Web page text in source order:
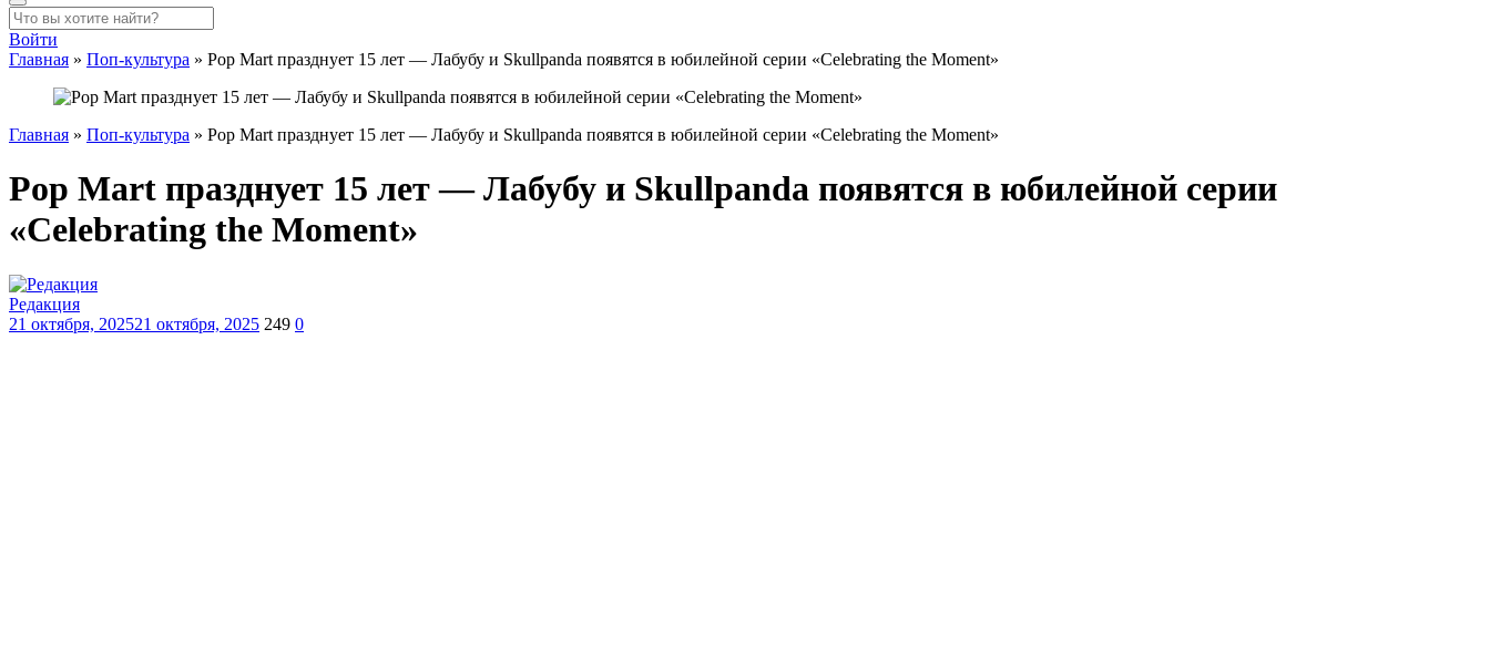
Войти
Главная » Поп-культура » Pop Mart празднует 15 лет — Лабубу и Skullpanda появятся в юбилейной серии «Celebrating the Moment»
Главная » Поп-культура » Pop Mart празднует 15 лет — Лабубу и Skullpanda появятся в юбилейной серии «Celebrating the Moment»
Pop Mart празднует 15 лет — Лабубу и Skullpanda появятся в юбилейной серии
«Celebrating the Moment»
Редакция
21 октября, 202521 октября, 2025 249 0